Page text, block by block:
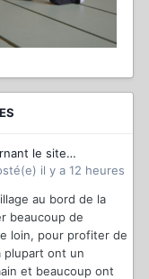
le site
il y a 12 heures
au bord de la
beaucoup de
loin, pour profiter de
plupart ont un
et beaucoup ont